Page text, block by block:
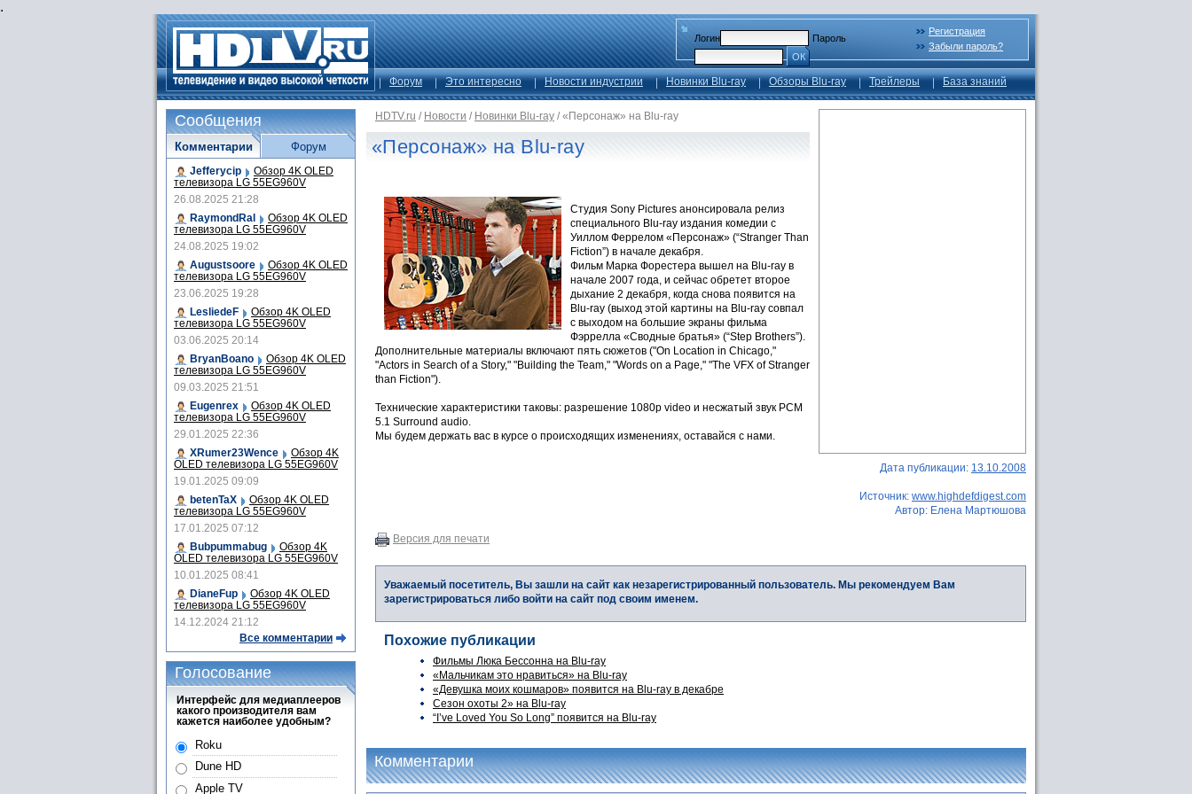
.
Логин
Пароль
ОК
Регистрация
Забыли пароль?
Форум Это интересно Новости индустрии Новинки Blu-ray Обзоры Blu-ray Трейлеры База знаний
HDTV.ru / Новости / Новинки Blu-ray / «Персонаж» на Blu-ray
«Персонаж» на Blu-ray
Студия Sony Pictures анонсировала релиз
специального Blu-ray издания комедии с
Уиллом Феррелом «Персонаж» (“Stranger Than
Fiction”) в начале декабря.
Фильм Марка Форестера вышел на Blu-ray в
начале 2007 года, и сейчас обретет второе
дыхание 2 декабря, когда снова появится на
Blu-ray (выход этой картины на Blu-ray совпал
с выходом на большие экраны фильма
Фэррелла «Сводные братья» (“Step Brothers”).
Дополнительные материалы включают пять сюжетов ("On Location in Chicago,"
"Actors in Search of a Story," "Building the Team," "Words on a Page," "The VFX of Stranger
than Fiction").
Технические характеристики таковы: разрешение 1080p video и несжатый звук PCM
5.1 Surround audio.
Мы будем держать вас в курсе о происходящих изменениях, оставайся с нами.
Дата публикации: 13.10.2008
Источник: www.highdefdigest.com
Автор: Елена Мартюшова
Версия для печати
Уважаемый посетитель, Вы зашли на сайт как незарегистрированный пользователь. Мы рекомендуем Вам
зарегистрироваться либо войти на сайт под своим именем.
Похожие публикации
Фильмы Люка Бессонна на Blu-ray
«Мальчикам это нравиться» на Blu-ray
«Девушка моих кошмаров» появится на Blu-ray в декабре
Сезон охоты 2» на Blu-ray
“I’ve Loved You So Long” появится на Blu-ray
Комментарии
Сообщения
Комментарии
Jefferycip Обзор 4K OLED
телевизора LG 55EG960V
26.08.2025 21:28
RaymondRal
Обзор 4K OLED
телевизора LG 55EG960V
24.08.2025 19:02
Augustsoore
Обзор 4K OLED
телевизора LG 55EG960V
23.06.2025 19:28
LesliedeF
Обзор 4K OLED
телевизора LG 55EG960V
03.06.2025 20:14
BryanBoano
Обзор 4K OLED
телевизора LG 55EG960V
09.03.2025 21:51
Eugenrex
Обзор 4K OLED
телевизора LG 55EG960V
29.01.2025 22:36
XRumer23Wence
Обзор 4K
OLED телевизора LG 55EG960V
19.01.2025 09:09
betenTaX
Обзор 4K OLED
телевизора LG 55EG960V
17.01.2025 07:12
Bubpummabug
Обзор 4K
OLED телевизора LG 55EG960V
10.01.2025 08:41
DianeFup
Обзор 4K OLED
телевизора LG 55EG960V
14.12.2024 21:12
Все комментарии
Форум
Голосование
Интерфейс для медиаплееров
какого производителя вам
кажется наиболее удобным?
Roku
Dune HD
Apple TV